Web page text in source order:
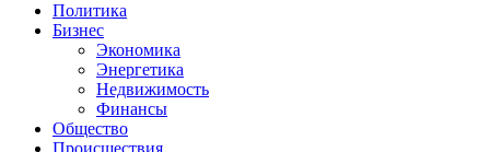
Политика
Бизнес
Экономика
Энергетика
Недвижимость
Финансы
Общество
Происшествия